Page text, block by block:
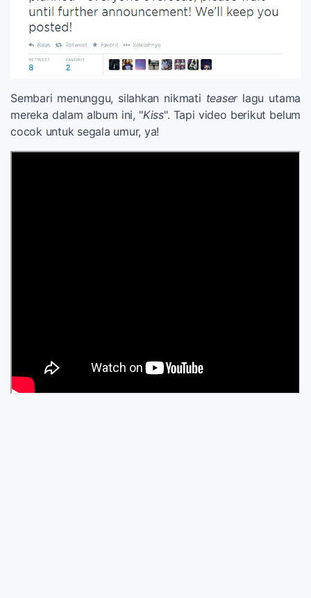
Sembari menunggu, silahkan nikmati teaserlagu utama
mereka dalam album ini, "Kiss". Tapi video berikut belum
cocok untuk segala umur, ya!